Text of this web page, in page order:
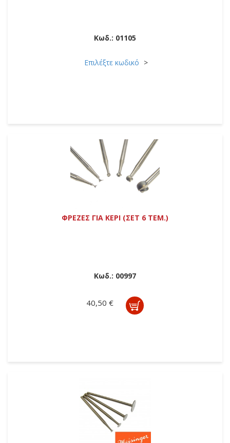
Κωδ.: 01105
Επιλέξτε κωδικό
ΦΡΕΖΕΣ ΓΙΑ ΚΕΡΙ (ΣΕΤ 6 ΤΕΜ.)
Κωδ.: 00997
40,50 €